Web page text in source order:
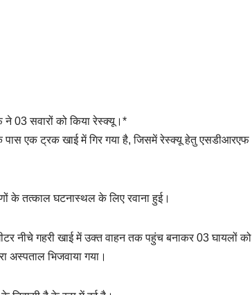
03 सवारों को किया रेस्क्यू।*
के पास एक ट्रक खाई में गिर गया है, जिसमें रेस्क्यू हेतु एसडीआरएफ
के तत्काल घटनास्थल के लिए रवाना हुई।
नीचे गहरी खाई में उक्त वाहन तक पहुंच बनाकर 03 घायलों को
अस्पताल भिजवाया गया।